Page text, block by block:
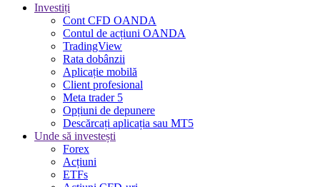
Investiți
Cont CFD OANDA
Contul de acțiuni OANDA
TradingView
Rata dobânzii
Aplicație mobilă
Client profesional
Meta trader 5
Opțiuni de depunere
Descărcați aplicația sau MT5
Unde să investești
Forex
Acțiuni
ETFs